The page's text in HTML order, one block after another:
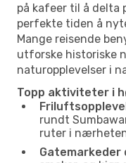
på kafeer til å delta
perfekte tiden å
Mange reisende
utforske historiske
naturopplevelser i
Topp aktiviteter i
rundt
ruter i
Gatemarkeder